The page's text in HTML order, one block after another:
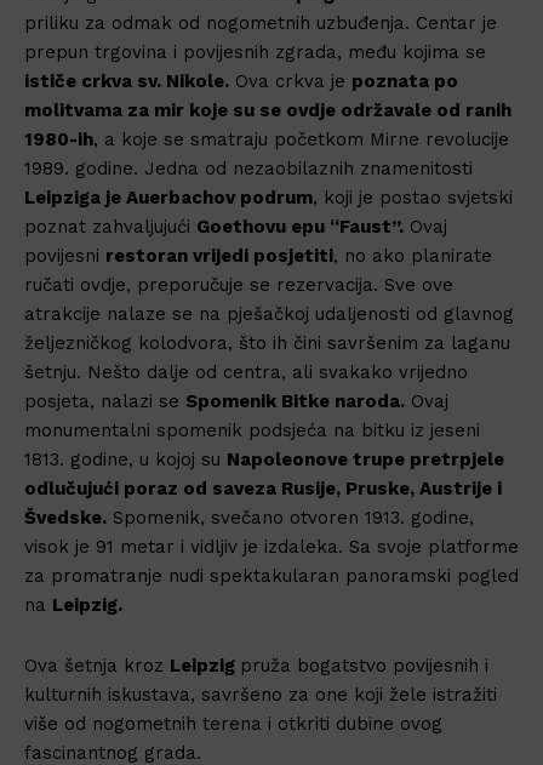
priliku za odmak od nogometnih uzbuđenja. Centar je
prepun trgovina i povijesnih zgrada, među kojima se
ističe crkva sv. Nikole. Ova crkva je poznata po
molitvama za mir koje su se ovdje održavale od ranih
1980-ih, a koje se smatraju početkom Mirne revolucije
1989. godine. Jedna od nezaobilaznih znamenitosti
Leipziga je Auerbachov podrum, koji je postao svjetski
poznat zahvaljujući Goethovu epu “Faust”. Ovaj
povijesni restoran vrijedi posjetiti, no ako planirate
ručati ovdje, preporučuje se rezervacija. Sve ove
atrakcije nalaze se na pješačkoj udaljenosti od glavnog
željezničkog kolodvora, što ih čini savršenim za laganu
šetnju. Nešto dalje od centra, ali svakako vrijedno
posjeta, nalazi se Spomenik Bitke naroda. Ovaj
monumentalni spomenik podsjeća na bitku iz jeseni
1813. godine, u kojoj su Napoleonove trupe pretrpjele
odlučujući poraz od saveza Rusije, Pruske, Austrije i
Švedske. Spomenik, svečano otvoren 1913. godine,
visok je 91 metar i vidljiv je izdaleka. Sa svoje platforme
za promatranje nudi spektakularan panoramski pogled
na Leipzig.
Ova šetnja kroz Leipzig pruža bogatstvo povijesnih i
kulturnih iskustava, savršeno za one koji žele istražiti
više od nogometnih terena i otkriti dubine ovog
fascinantnog grada.